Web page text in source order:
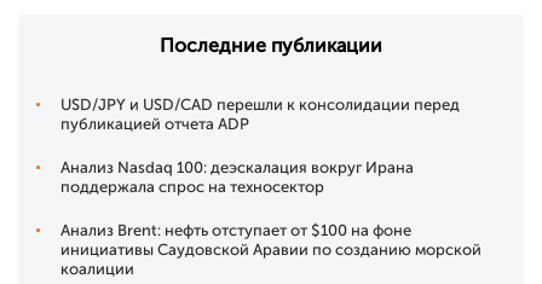
Последние публикации
USD/JPY и USD/CAD перешли к консолидации перед
публикацией отчета ADP
Анализ Nasdaq 100: деэскалация вокруг Ирана
поддержала спрос на техносектор
Анализ Brent: нефть отступает от $100 на фоне
инициативы Саудовской Аравии по созданию морской
коалиции